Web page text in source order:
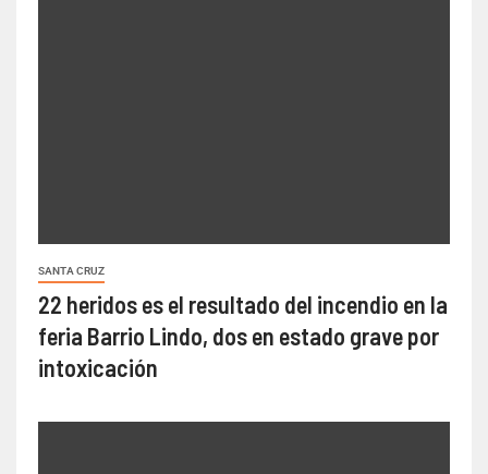
SANTA CRUZ
22 heridos es el resultado del incendio en la
feria Barrio Lindo, dos en estado grave por
intoxicación